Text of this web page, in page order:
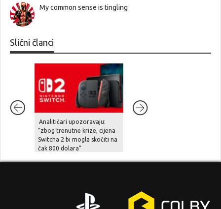
My common sense is tingling
Slični članci
Analitičari upozoravaju:
“zbog trenutne krize, cijena
Switcha 2 bi mogla skočiti na
čak 800 dolara”